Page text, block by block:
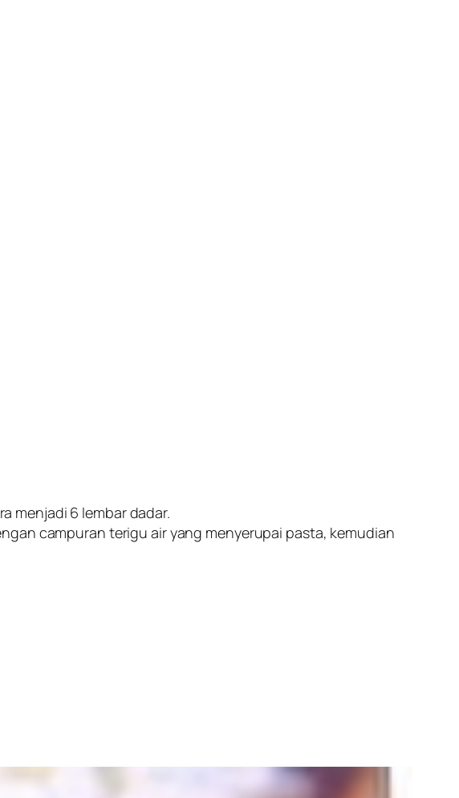
menjadi 6 lembar dadar.
campuran terigu air yang menyerupai pasta, kemudian